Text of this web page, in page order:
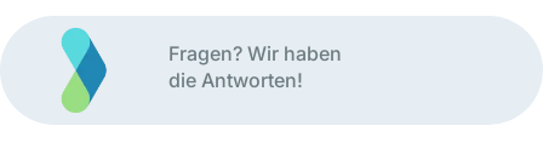
Fragen? Wir haben
die Antworten!